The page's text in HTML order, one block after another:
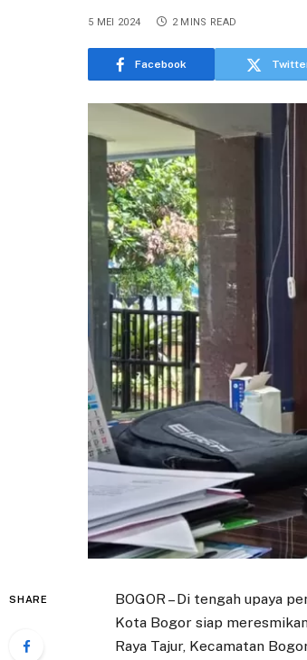
5 MEI 2024 2 MINS READ
Facebook
SHARE
BOGOR – Di tengah upaya
Kota Bogor siap
Raya Tajur, Kecamatan